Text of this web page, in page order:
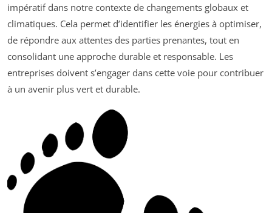
impératif dans notre contexte de changements globaux et
climatiques. Cela permet d’identifier les énergies à optimiser,
de répondre aux attentes des parties prenantes, tout en
consolidant une approche durable et responsable. Les
entreprises doivent s’engager dans cette voie pour contribuer
à un avenir plus vert et durable.